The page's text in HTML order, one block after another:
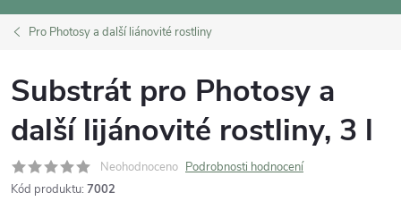
Pro Photosy a další liánovité rostliny
Substrát pro Photosy a
další lijánovité rostliny, 3 l
Neohodnoceno Podrobnosti hodnocení
Kód produktu: 7002